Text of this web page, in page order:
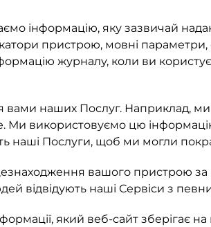
інформацію, яку зазвичай
пристрою, мовні параметри,
журналу, коли ви
наших Послуг. Наприклад,
Ми використовуємо цю
наші Послуги, щоб ми могли
вашого пристрою
відвідують наші Сервіси з
який веб-сайт зберігає на